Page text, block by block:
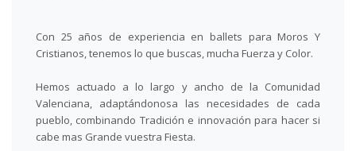
Con 25 años de experiencia en ballets para Moros Y
Cristianos, tenemos lo que buscas, mucha Fuerza y Color.
Hemos actuado a lo largo y ancho de la Comunidad
Valenciana, adaptándonosa las necesidades de cada
pueblo, combinando Tradición e innovación para hacer si
cabe mas Grande vuestra Fiesta.